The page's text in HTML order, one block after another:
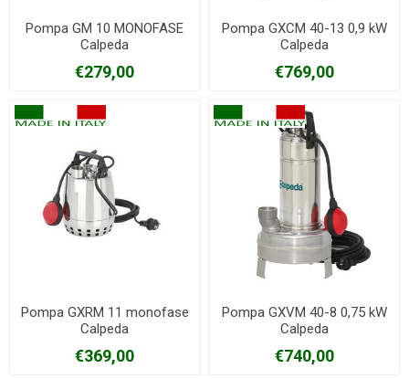
Pompa GM 10 MONOFASE
Calpeda
€279,00
Pompa GXCM 40-13 0,9 kW
Calpeda
€769,00
Pompa GXRM 11 monofase
Calpeda
€369,00
Pompa GXVM 40-8 0,75 kW
Calpeda
€740,00